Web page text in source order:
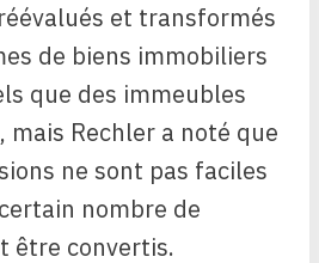
et transformés
de biens immobiliers
que des immeubles
mais Rechler a noté que
ne sont pas faciles
nombre de
être convertis.